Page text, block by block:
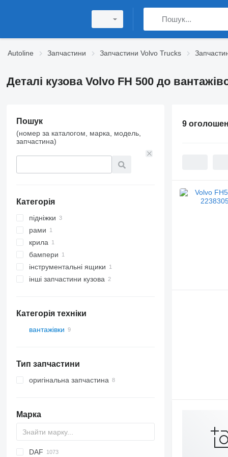
Autoline Запчастини Запчастини Volvo Trucks
Деталі кузова Volvo FH 500 до
Пошук
(номер за каталогом, марка, модель,
запчастина)
Категорія
підніжки
рами
крила
бампери
інструментальні ящики
інші запчастини кузова
Категорія техніки
вантажівки
Тип запчастини
оригінальна запчастина
Марка
BM
A-series
D series
Silverado
C-series
DAF
9